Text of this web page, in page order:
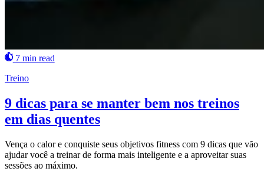
7 min read
Treino
9 dicas para se manter bem nos treinos
em dias quentes
Vença o calor e conquiste seus objetivos fitness com 9 dicas que vão
ajudar você a treinar de forma mais inteligente e a aproveitar suas
sessões ao máximo.